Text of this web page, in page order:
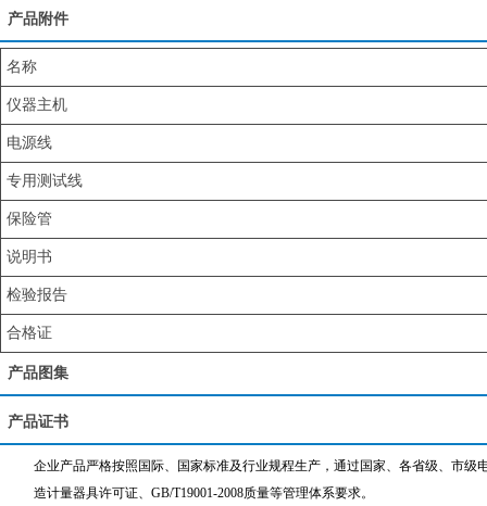
产品附件
名称
仪器主机
电源线
专用测试线
保险管
说明书
检验报告
合格证
产品图集
产品证书
企业产品严格按照国际、国家标准及行业规程生产，通过国家、各省级、市
造计量器具许可证、GB/T19001-2008质量等管理体系要求。